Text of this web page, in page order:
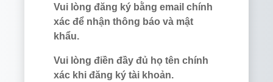
Vui lòng đăng ký bằng email chính
xác để nhận thông báo và mật
khẩu.
Vui lòng điền đầy đủ họ tên chính
xác khi đăng ký tài khoản.